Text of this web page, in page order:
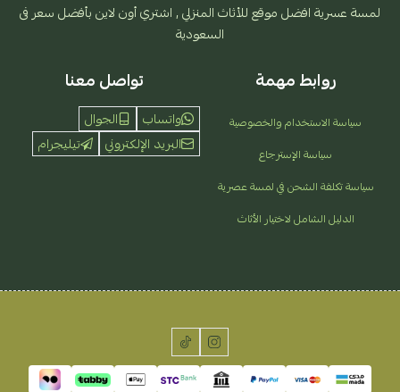
لمسة عسرية افضل موقع للأثاث المنزلي , اشتري أون لاين بأفضل سعر فى
السعودية
روابط مهمة
سياسة الاستخدام والخصوصية
سياسة الإسترجاع
سياسة تكلفة الشحن في لمسة عصرية
الدليل الشامل لاختيار الأثاث
تواصل معنا
واتساب
الجوال
البريد الإلكتروني
تيليجرام